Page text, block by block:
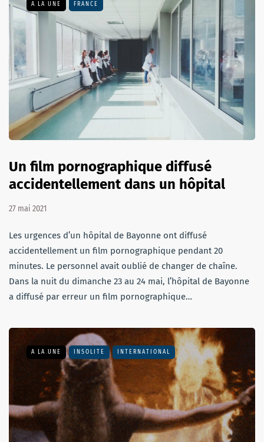
A LA UNE FRANCE
Un film pornographique diffusé
accidentellement dans un hôpital
27 mai 2021
Les urgences d’un hôpital de Bayonne ont diffusé
accidentellement un film pornographique pendant 20
minutes. Le personnel avait oublié de changer de chaîne.
Dans la nuit du dimanche 23 au 24 mai, l’hôpital de Bayonne
a diffusé par erreur un film pornographique…
A LA UNE INSOLITE INTERNATIONAL